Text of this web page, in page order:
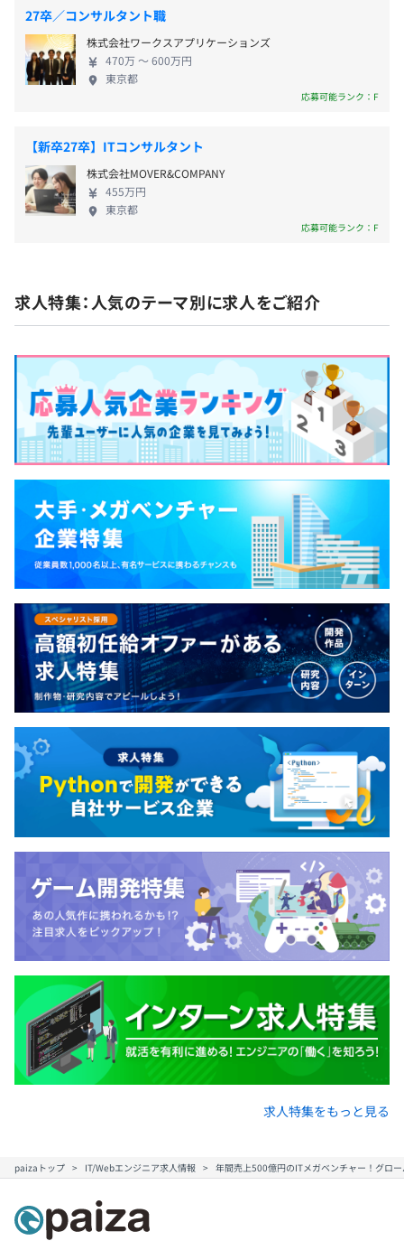
◼︎プロダクトマネージャーと連携し、ビジネスのニーズを
すぐに反映
◼︎原則週5出社によって、ビジネスサイドとコミュニケー
ションを円滑におこなう環境
◼︎スプリント1週間の開発サイクルでスクラム開発
査定：年2回
社会保険完備（健康保険・厚生年金保険、雇用保険・労災
保険）
3カ月（期間中、待遇の変更はありません）
役員0.0%
管理職0.19%
27卒／コンサルタント職
株式会社ワークスアプリケーションズ
470万 〜 600万円
東京都
応募可能ランク：F
【新卒27卒】ITコンサルタント
株式会社MOVER&COMPANY
455万円
東京都
応募可能ランク：F
求人特集：人気のテーマ別に求人をご紹介
求人特集をもっと見る
paizaトップ IT/Webエンジニア求人情報 年間売上500億円のITメガベンチャー！グロ